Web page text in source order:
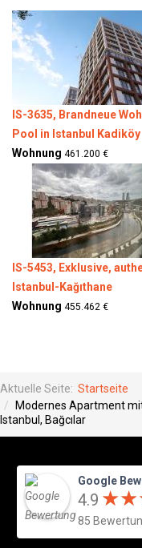
IS-3635, Brandneue
Pool in Istanbul Kadiköy
Wohnung 461.200 €
IS-5453, Exklusive,
Istanbul-Kağıthane
Wohnung 455.462 €
Aktuelle Seite: Startseite
Modernes Apartment
Istanbul, Bağcılar
Google
4.9 ★★
★★
85